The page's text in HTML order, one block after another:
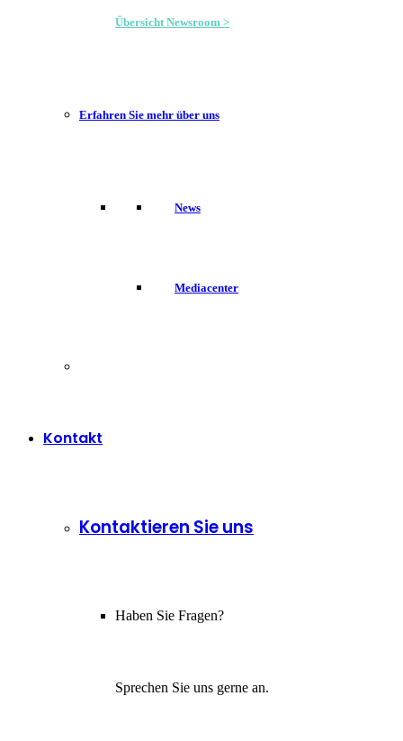
Übersicht Newsroom >
Erfahren Sie mehr über uns
News
Mediacenter
Kontakt
Kontaktieren Sie uns
Haben Sie Fragen?
Sprechen Sie uns gerne an.